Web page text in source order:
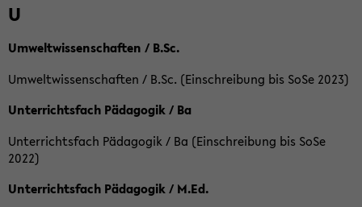
U
Umweltwissenschaften / B.Sc.
Umweltwissenschaften / B.Sc. (Einschreibung bis SoSe 2023)
Unterrichtsfach Pädagogik / Ba
Unterrichtsfach Pädagogik / Ba (Einschreibung bis SoSe
2022)
Unterrichtsfach Pädagogik / M.Ed.